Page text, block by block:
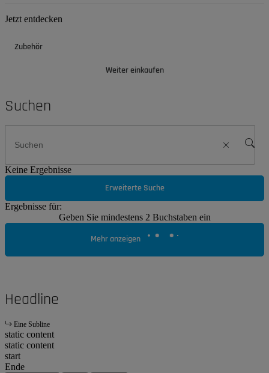
Jetzt entdecken
Zubehör
Weiter einkaufen
Suchen
Keine Ergebnisse
Erweiterte Suche
Ergebnisse für:
Geben Sie mindestens 2 Buchstaben ein
Mehr anzeigen
Headline
Eine Subline
static content
static content
start
Ende